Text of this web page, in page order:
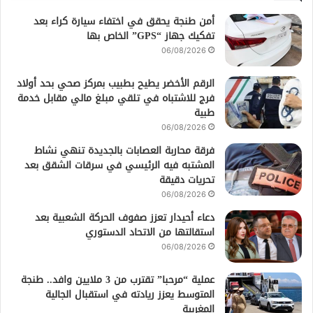
أمن طنجة يحقق في اختفاء سيارة كراء بعد
تفكيك جهاز “GPS” الخاص بها
06/08/2026
الرقم الأخضر يطيح بطبيب بمركز صحي بحد أولاد
فرج للاشتباه في تلقي مبلغ مالي مقابل خدمة
طبية
06/08/2026
فرقة محاربة العصابات بالجديدة تنهي نشاط
المشتبه فيه الرئيسي في سرقات الشقق بعد
تحريات دقيقة
06/08/2026
دعاء أحيدار تعزز صفوف الحركة الشعبية بعد
استقالتها من الاتحاد الدستوري
06/08/2026
عملية “مرحبا” تقترب من 3 ملايين وافد.. طنجة
المتوسط يعزز ريادته في استقبال الجالية
المغربية